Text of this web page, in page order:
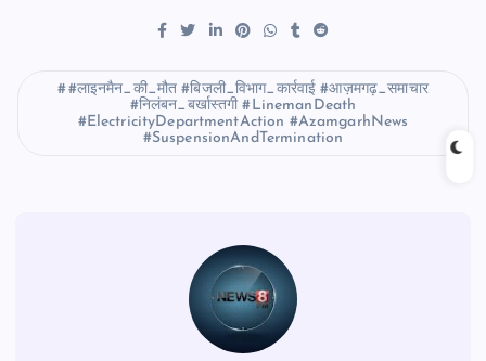
#लाइनमैन_की_मौत #बिजली_विभाग_कार्रवाई #आज़मगढ़_समाचार
#निलंबन_बर्खास्तगी #LinemanDeath
#ElectricityDepartmentAction #AzamgarhNews
#SuspensionAndTermination